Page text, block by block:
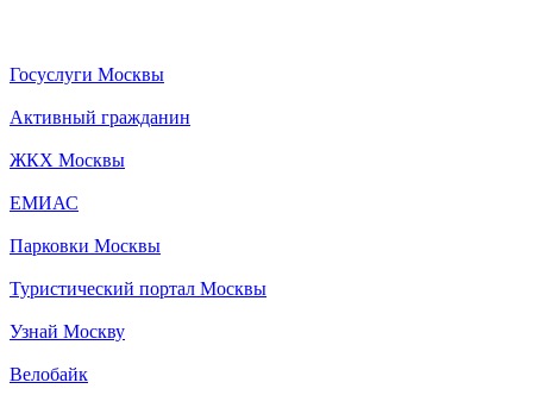
Госуслуги Москвы
Активный гражданин
ЖКХ Москвы
ЕМИАС
Парковки Москвы
Туристический портал Москвы
Узнай Москву
Велобайк